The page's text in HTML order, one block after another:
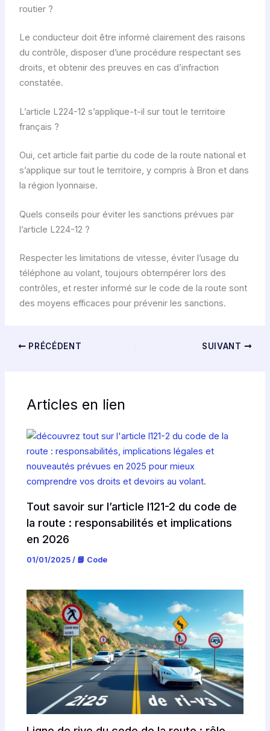
routier ?
Le conducteur doit être informé clairement des raisons
du contrôle, disposer d’une procédure respectant ses
droits, et obtenir des preuves en cas d’infraction
constatée.
L’article L224-12 s’applique-t-il sur tout le territoire
français ?
Oui, cet article fait partie du code de la route national et
s’applique sur tout le territoire, y compris à Bron et dans
la région lyonnaise.
Quels conseils pour éviter les sanctions prévues par
l’article L224-12 ?
Respecter les limitations de vitesse, éviter l’usage du
téléphone au volant, toujours obtempérer lors des
contrôles, et rester informé sur le code de la route sont
des moyens efficaces pour prévenir les sanctions.
PRÉCÉDENT SUIVANT
Articles en lien
Tout savoir sur l’article l121-2 du code de
la route : responsabilités et implications
en 2026
01/01/2025/ 📘 Code